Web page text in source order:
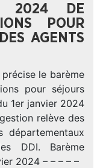
2024 DE
POUR
AGENTS
le barème
pour séjours
1er janvier 2024
relève des
départementaux
DDI. Barème
2024 – – – – –